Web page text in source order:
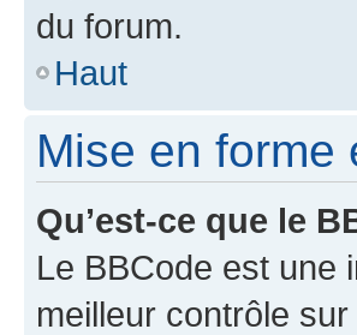
du forum.
Haut
Mise en forme
Qu’est-ce que le
Le BBCode est une
meilleur contrôle sur